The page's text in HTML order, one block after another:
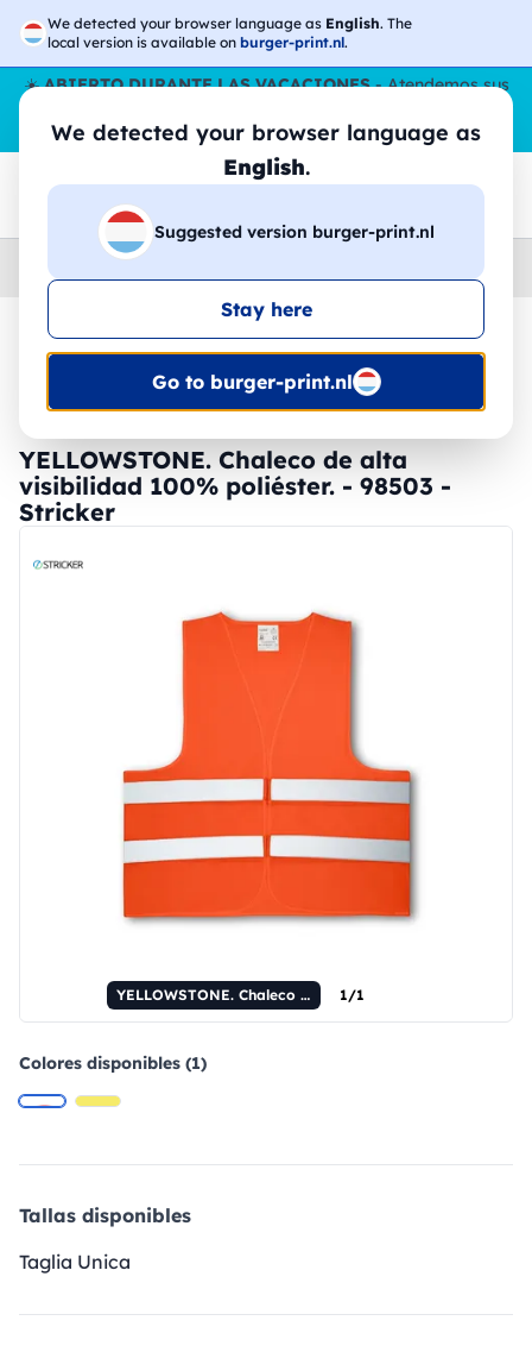
We detected your browser language as English. The
local version is available on burger-print.nl.
We detected your browser language as
English.
Suggested version burger-print.nl
Stay here
Go to burger-print.nl
☀️ABIERTO DURANTE LAS VACACIONES- Atendemos sus
pedidos durante todo el verano, incluso en agosto.
Sin parar
😎🌴
Home
🔥 -30% de impresión DTF
YELLOWSTONE. Chaleco de alta
visibilidad 100% poliéster. - 98503 -
Stricker
YELLOWSTONE. Chaleco de alta visibilidad 100% poliéster. 1/1
Colores disponibles (1)
Tallas disponibles
Taglia Unica